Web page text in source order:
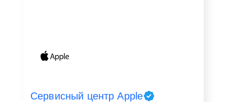
Сервисный центр Apple